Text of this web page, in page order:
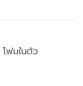
ฟมในตัว